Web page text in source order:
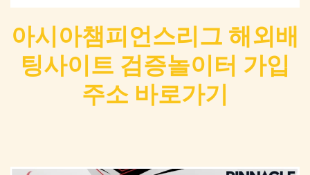
아시아챔피언스리그 해외배
팅사이트 검증놀이터 가입
주소 바로가기